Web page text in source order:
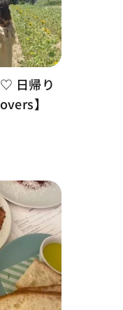
♡ 日帰り
】